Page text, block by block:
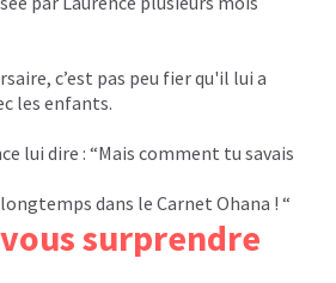
c’est pas peu fier qu'il lui a
les enfants.
lui dire : “Mais comment tu savais
dans le Carnet Ohana ! “
surprendre